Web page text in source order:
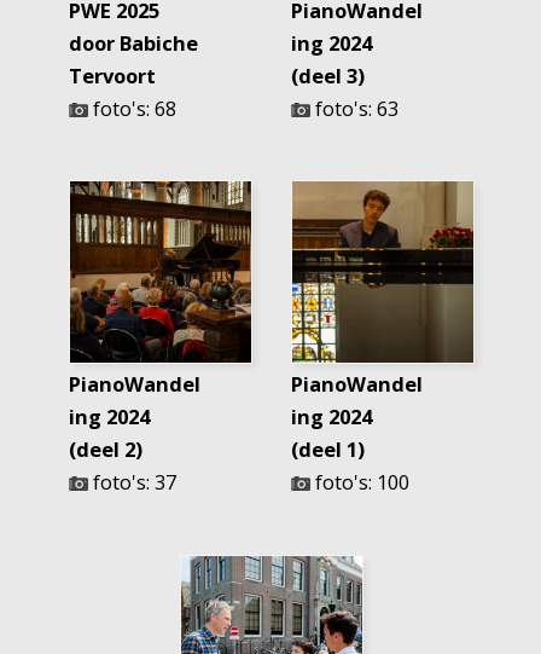
PWE 2025
door Babiche
Tervoort
foto's: 68
PianoWandel
ing 2024
(deel 3)
foto's: 63
PianoWandel
ing 2024
(deel 2)
foto's: 37
PianoWandel
ing 2024
(deel 1)
foto's: 100